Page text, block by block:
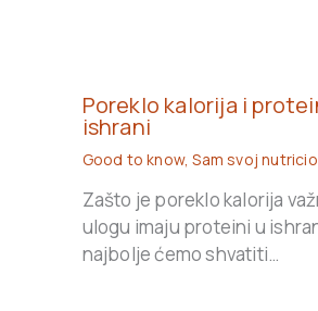
Poreklo kalorija i
ishrani
Good to know,Sam svoj
Zašto je poreklo kalorija
ulogu imaju proteini u
najbolje ćemo shvatiti…